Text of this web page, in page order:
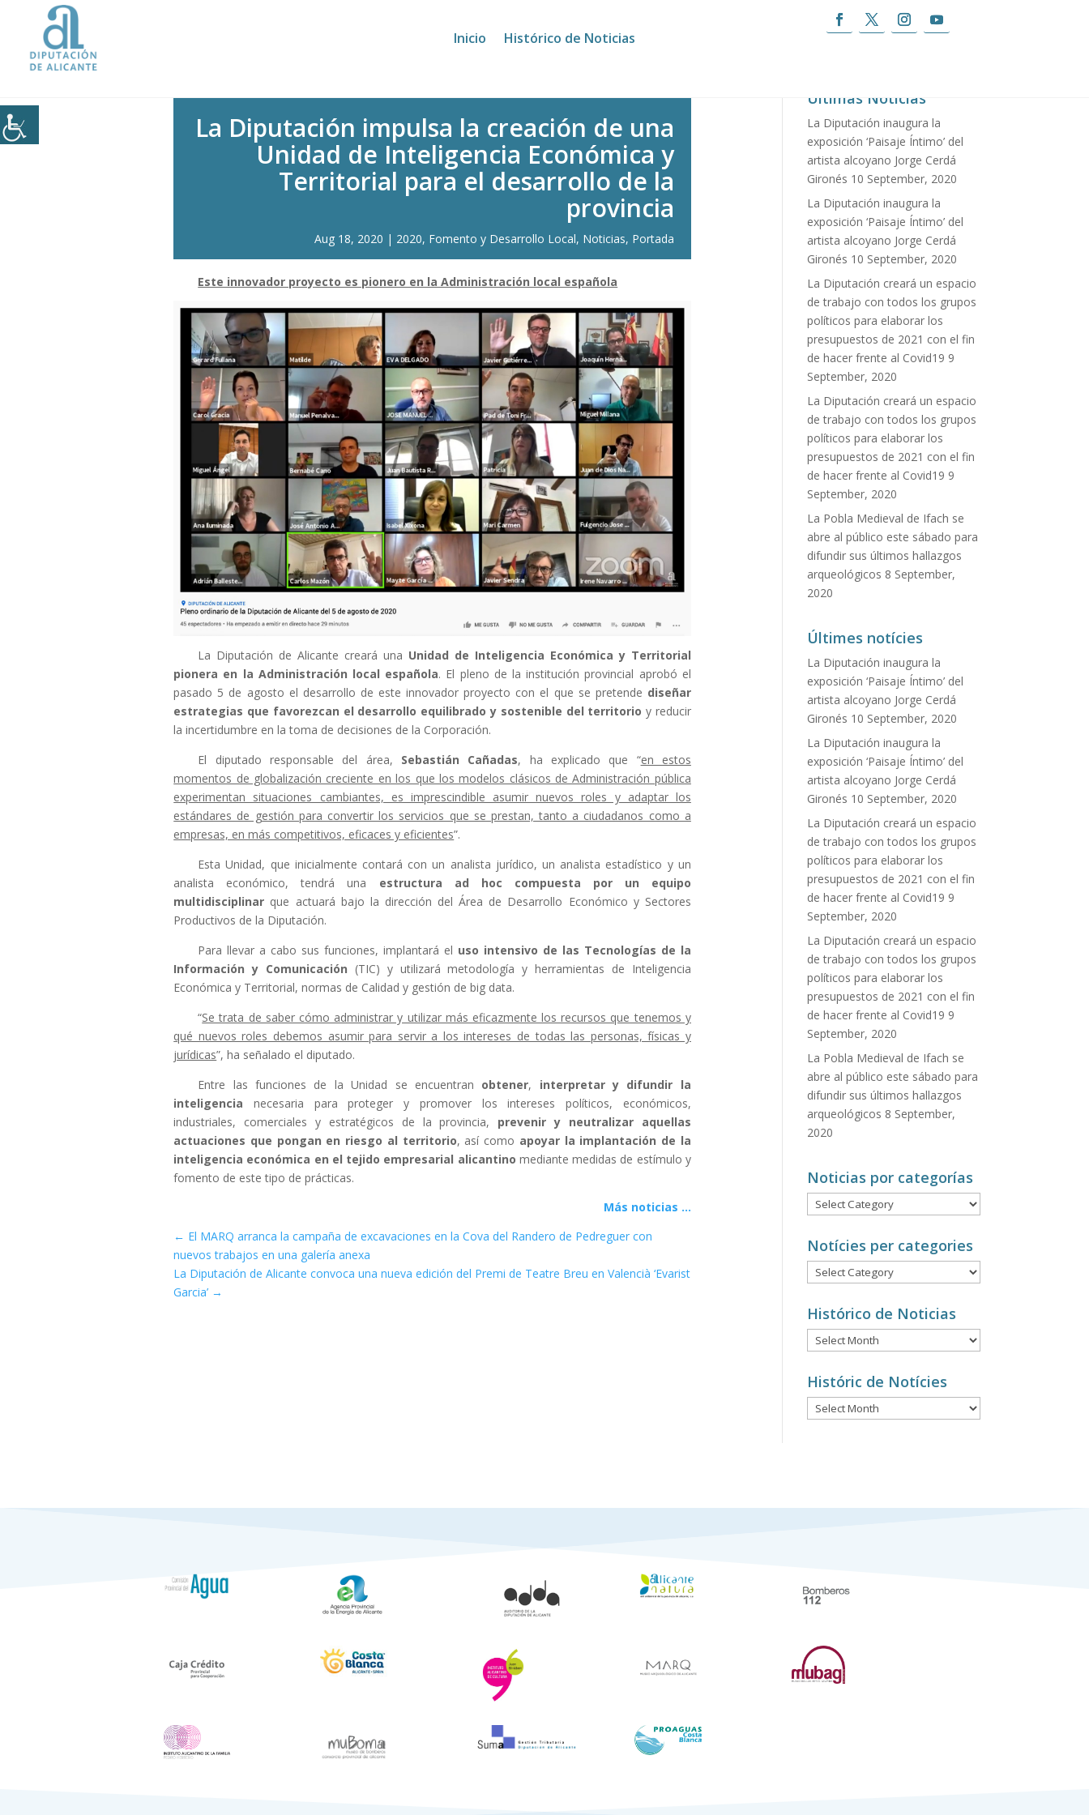
Inicio Histórico de Noticias
La Diputación impulsa la creación de una Unidad de Inteligencia Económica y Territorial para el desarrollo de la provincia
La Diputación impulsa la creación de una
Unidad de Inteligencia Económica y
Territorial para el desarrollo de la
provincia
Aug 18, 2020 2020, Fomento y Desarrollo Local, Noticias, Portada
Este innovador proyecto es pionero en la Administración local española
La Diputación de Alicante creará una Unidad de Inteligencia Económica y Territorial
pionera en la Administración local española. El pleno de la institución provincial aprobó el
pasado 5 de agosto el desarrollo de este innovador proyecto con el que se pretende diseñar
estrategias que favorezcan el desarrollo equilibrado y sostenible del territorio y reducir
la incertidumbre en la toma de decisiones de la Corporación.
El diputado responsable del área, Sebastián Cañadas, ha explicado que “en estos
momentos de globalización creciente en los que los modelos clásicos de Administración pública
experimentan situaciones cambiantes, es imprescindible asumir nuevos roles y adaptar los
estándares de gestión para convertir los servicios que se prestan, tanto a ciudadanos como a
empresas, en más competitivos, eficaces y eficientes”.
Esta Unidad, que inicialmente contará con un analista jurídico, un analista estadístico y un
analista económico, tendrá una estructura ad hoc compuesta por un
equipo
multidisciplinar que actuará bajo la dirección del Área de Desarrollo Económico y Sectores
Productivos de la Diputación.
Para llevar a cabo sus funciones, implantará el uso intensivo de las Tecnologías de la
Información y Comunicación (TIC) y utilizará metodología y herramientas de Inteligencia
Económica y Territorial, normas de Calidad y gestión de big data.
“Se trata de saber cómo administrar y utilizar más eficazmente los recursos que tenemos y
qué nuevos roles debemos asumir para servir a los intereses de todas las personas, físicas y
jurídicas”, ha señalado el diputado.
Entre las funciones de la Unidad se encuentran obtener, interpretar y difundir la
inteligencia necesaria para proteger y promover los intereses políticos, económicos,
industriales, comerciales y estratégicos de la provincia, prevenir y neutralizar aquellas
actuaciones que pongan en riesgo al territorio, así como apoyar la implantación de la
inteligencia económica en el tejido empresarial alicantino mediante medidas de estímulo y
fomento de este tipo de prácticas.
Más noticias ...
← El MARQ arranca la campaña de excavaciones en la Cova del Randero de Pedreguer con
nuevos trabajos en una galería anexa
La Diputación de Alicante convoca una nueva edición del Premi de Teatre Breu en Valencià ‘Evarist
Garcia’ →
Últimas Noticias
La Diputación inaugura la
exposición ‘Paisaje Íntimo’ del
artista alcoyano Jorge Cerdá
Gironés 10 September, 2020
La Diputación inaugura la
exposición ‘Paisaje Íntimo’ del
artista alcoyano Jorge Cerdá
Gironés 10 September, 2020
La Diputación creará un espacio
de trabajo con todos los grupos
políticos para elaborar los
presupuestos de 2021 con el fin
de hacer frente al Covid19 9
September, 2020
La Diputación creará un espacio
de trabajo con todos los grupos
políticos para elaborar los
presupuestos de 2021 con el fin
de hacer frente al Covid19 9
September, 2020
La Pobla Medieval de Ifach se
abre al público este sábado para
difundir sus últimos hallazgos
arqueológicos 8 September,
2020
Últimes notícies
La Diputación inaugura la
exposición ‘Paisaje Íntimo’ del
artista alcoyano Jorge Cerdá
Gironés 10 September, 2020
La Diputación inaugura la
exposición ‘Paisaje Íntimo’ del
artista alcoyano Jorge Cerdá
Gironés 10 September, 2020
La Diputación creará un espacio
de trabajo con todos los grupos
políticos para elaborar los
presupuestos de 2021 con el fin
de hacer frente al Covid19 9
September, 2020
La Diputación creará un espacio
de trabajo con todos los grupos
políticos para elaborar los
presupuestos de 2021 con el fin
de hacer frente al Covid19 9
September, 2020
La Pobla Medieval de Ifach se
abre al público este sábado para
difundir sus últimos hallazgos
arqueológicos 8 September,
2020
Noticias por categorías
Noticias
por
categorías
Notícies per categories
Notícies
per
categories
Histórico de Noticias
Histórico
de
Noticias
Históric de Notícies
Históric
de